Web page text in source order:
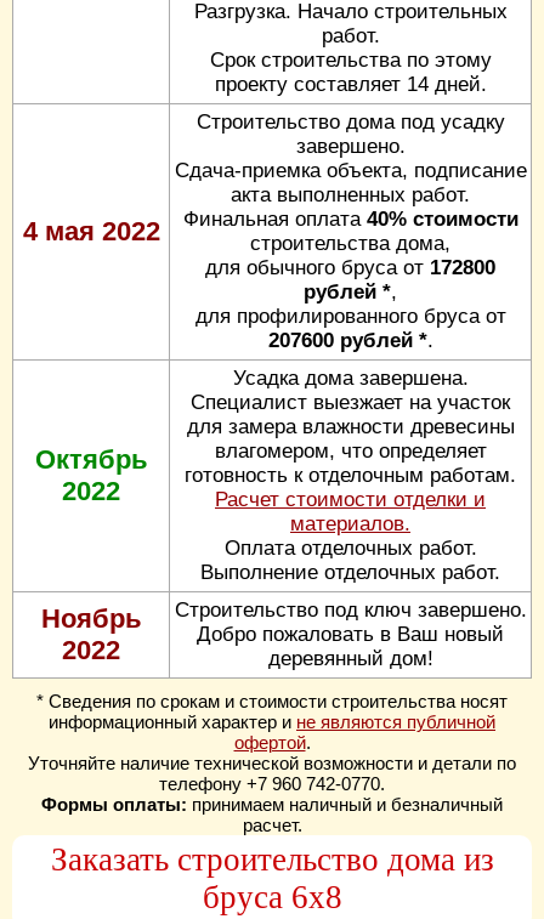
Разгрузка. Начало строительных
работ.
Срок строительства по этому
проекту составляет 14 дней.
4 мая 2022
Строительство дома под усадку
завершено.
Сдача-приемка объекта, подписание
акта выполненных работ.
Финальная оплата 40% стоимости
строительства дома,
для обычного бруса от 172800
рублей *,
для профилированного бруса от
207600 рублей *.
Октябрь
2022
Усадка дома завершена.
Специалист выезжает на участок
для замера влажности древесины
влагомером, что определяет
готовность к отделочным работам.
Расчет стоимости отделки и
материалов.
Оплата отделочных работ.
Выполнение отделочных работ.
Ноябрь
2022
Строительство под ключ завершено.
Добро пожаловать в Ваш новый
деревянный дом!
* Сведения по срокам и стоимости строительства носят
информационный характер и не являются публичной
офертой.
Уточняйте наличие технической возможности и детали по
телефону +7 960 742-0770.
Формы оплаты: принимаем наличный и безналичный
расчет.
Заказать строительство дома из
бруса 6х8